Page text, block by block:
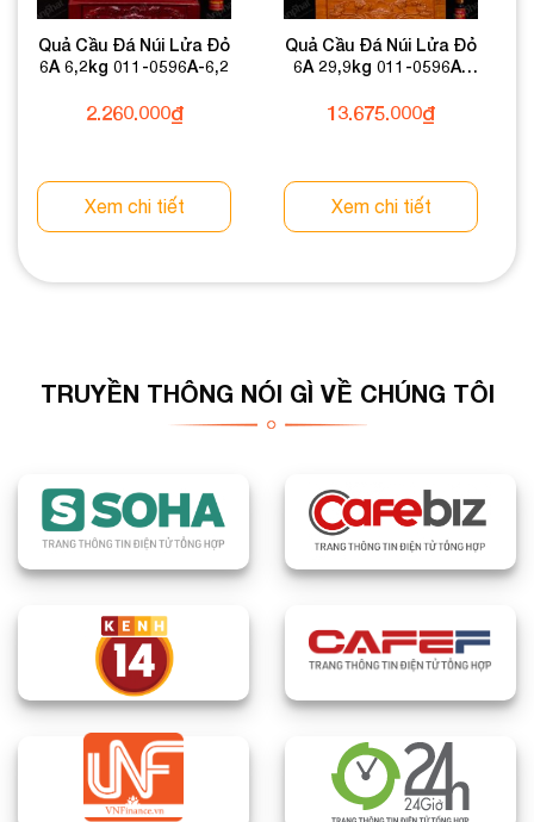
Quả Cầu Đá Núi Lửa Đỏ
6A 6,2kg 011-0596A-6,2
2.260.000₫
Xem chi tiết
Quả Cầu Đá Núi Lửa Đỏ
6A 29,9kg 011-0596A-
13.675.000₫
Xem chi tiết
TRUYỀN THÔNG NÓI GÌ VỀ CHÚNG TÔI